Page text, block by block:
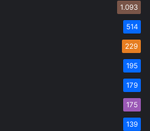
1.093
514
229
195
179
175
139